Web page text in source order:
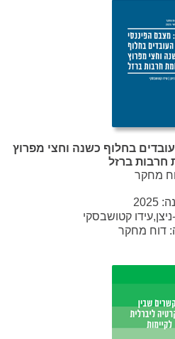
בחלוף כשנה וחצי מפרוץ
חרבות ברזל
מחקר
2025
קטושבסקי
דוח מחקר